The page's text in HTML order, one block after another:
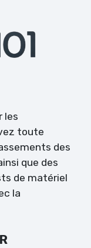
les
toute
des
que des
de matériel
la